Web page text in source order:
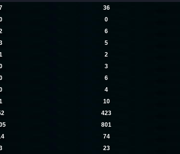
36
0
6
5
2
3
6
4
10
423
801
74
23